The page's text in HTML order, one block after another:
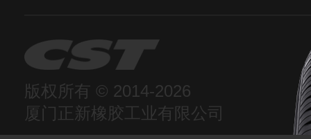
版权所有 © 2014-2026
厦门正新橡胶工业有限公司